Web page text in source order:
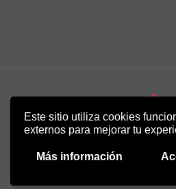
Este sitio utiliza cookies
externos para mejorar tu
Más información
Copyright 2022 - Desirée